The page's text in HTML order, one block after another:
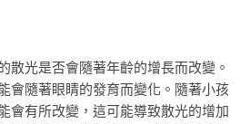
散光是否會隨著年齡的增長而改變。
會隨著眼睛的發育而變化。隨著小孩
會有所改變，這可能導致散光的增加